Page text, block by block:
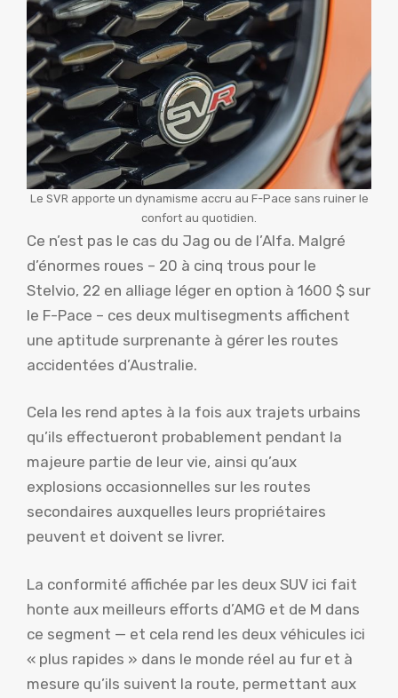
Le SVR apporte un dynamisme accru au F-Pace sans ruiner le
confort au quotidien.
Ce n’est pas le cas du Jag ou de l’Alfa. Malgré
d’énormes roues – 20 à cinq trous pour le
Stelvio, 22 en alliage léger en option à 1600 $ sur
le F-Pace – ces deux multisegments affichent
une aptitude surprenante à gérer les routes
accidentées d’Australie.
Cela les rend aptes à la fois aux trajets urbains
qu’ils effectueront probablement pendant la
majeure partie de leur vie, ainsi qu’aux
explosions occasionnelles sur les routes
secondaires auxquelles leurs propriétaires
peuvent et doivent se livrer.
La conformité affichée par les deux SUV ici fait
honte aux meilleurs efforts d’AMG et de M dans
ce segment — et cela rend les deux véhicules ici
« plus rapides » dans le monde réel au fur et à
mesure qu’ils suivent la route, permettant aux